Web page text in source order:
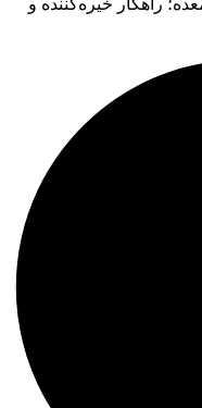
راهکار خیره‌کننده و